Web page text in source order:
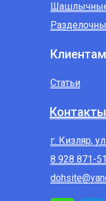
Контакты
г. Кизляр,
8 928 871-
Клиентам
Статьи